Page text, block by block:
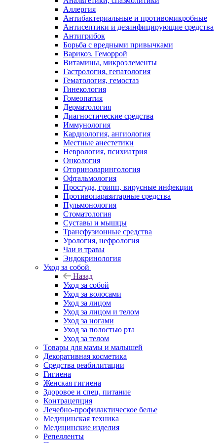
Аллергия
Антибактериальные и противомикробные
Антисептики и дезинфицирующие средства
Антигрибок
Борьба с вредными привычками
Варикоз. Геморрой
Витамины, микроэлементы
Гастрология, гепатология
Гематология, гемостаз
Гинекология
Гомеопатия
Дерматология
Диагностические средства
Иммунология
Кардиология, ангиология
Местные анестетики
Неврология, психиатрия
Онкология
Оториноларингология
Офтальмология
Простуда, грипп, вирусные инфекции
Противопаразитарные средства
Пульмонология
Стоматология
Суставы и мышцы
Трансфузионные средства
Урология, нефрология
Чаи и травы
Эндокринология
Уход за собой
Назад
Уход за собой
Уход за волосами
Уход за лицом
Уход за лицом и телом
Уход за ногами
Уход за полостью рта
Уход за телом
Товары для мамы и малышей
Декоративная косметика
Средства реабилитации
Гигиена
Женская гигиена
Здоровое и спец. питание
Контрацепция
Лечебно-профилактическое белье
Медицинская техника
Медицинские изделия
Репелленты